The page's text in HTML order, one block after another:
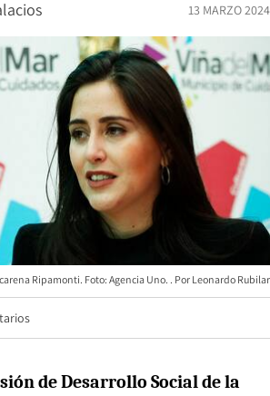
13 MARZO 2024
Ripamonti. Foto: Agencia Uno. Leonardo Rubilar
de Desarrollo Social de la